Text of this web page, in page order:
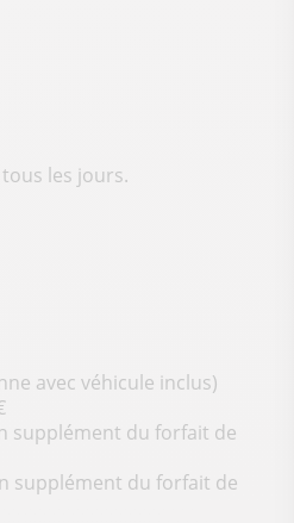
les jours.
avec véhicule inclus)
supplément du forfait de
supplément du forfait de